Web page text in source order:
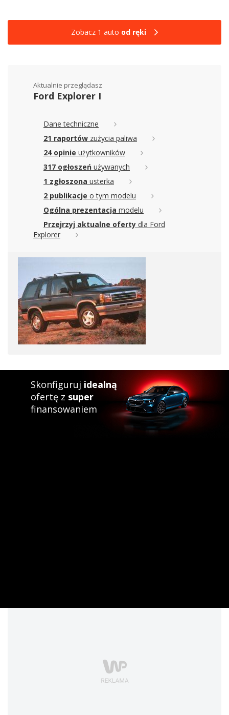
Zobacz 1 auto od ręki
Aktualnie przeglądasz
Ford Explorer I
Dane techniczne
21 raportów zużycia paliwa
24 opinie użytkowników
317 ogłoszeń używanych
1 zgłoszona usterka
2 publikacje o tym modelu
Ogólna prezentacja modelu
Przejrzyj aktualne oferty dla Ford
Explorer
Skonfiguruj idealną
ofertę z super
finansowaniem